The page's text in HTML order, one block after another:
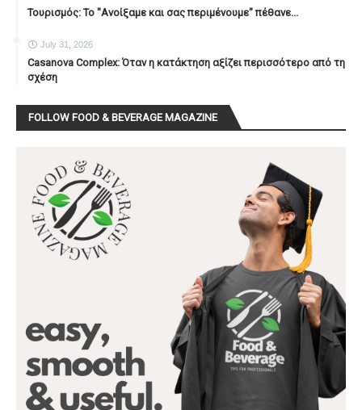
Τουρισμός: Το "Ανοίξαμε και σας περιμένουμε" πέθανε...
July 31, 2026
Casanova Complex: Όταν η κατάκτηση αξίζει περισσότερο από τη
σχέση
FOLLOW FOOD & BEVERAGE MAGAZINE